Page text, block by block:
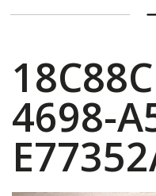
4698-